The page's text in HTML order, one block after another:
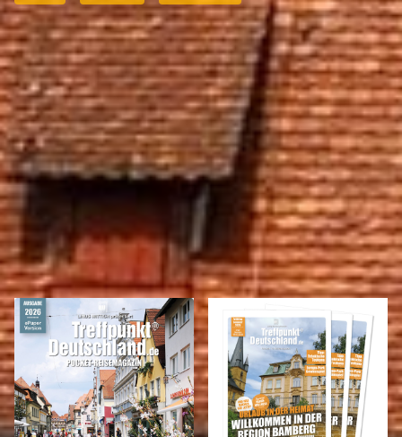
Anzeigen
REISEMAGAZINE
IN DIESEN REISEMAGAZINEN FINDEN SIE DEN LANDKREIS FORCHHEIM